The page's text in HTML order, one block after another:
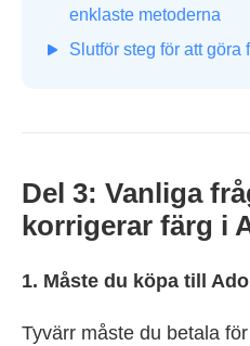
enklaste metoderna
Slutför steg för att
Del 3: Vanliga
korrigerar färg i
1. Måste du köpa till
Tyvärr måste du betala